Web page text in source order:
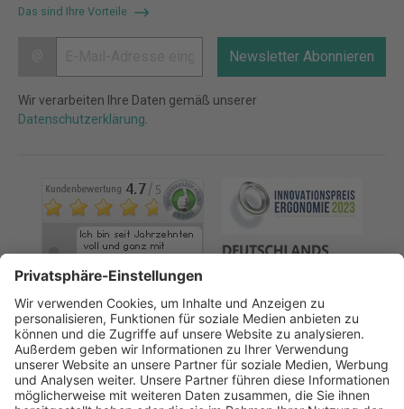
Das sind Ihre Vorteile
Newsletter Abonnieren
Wir verarbeiten Ihre Daten gemäß unserer
Datenschutzerklärung